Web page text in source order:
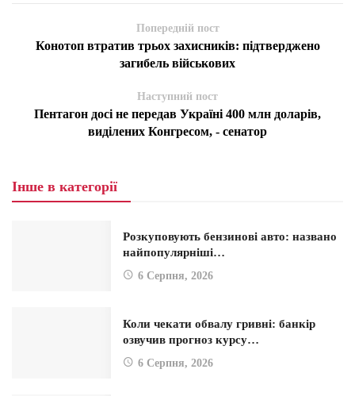
Попередній пост
Конотоп втратив трьох захисників: підтверджено
загибель військових
Наступний пост
Пентагон досі не передав Україні 400 млн доларів,
виділених Конгресом, - сенатор
Інше в категорії
Розкуповують бензинові авто: названо
найпопулярніші…
6 Серпня, 2026
Коли чекати обвалу гривні: банкір
озвучив прогноз курсу…
6 Серпня, 2026